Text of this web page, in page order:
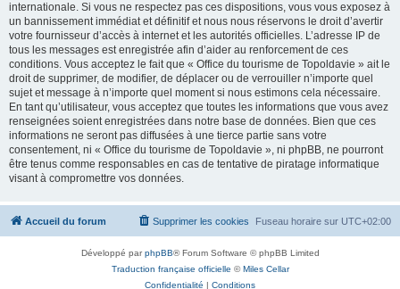
internationale. Si vous ne respectez pas ces dispositions, vous vous exposez à
un bannissement immédiat et définitif et nous nous réservons le droit d’avertir
votre fournisseur d’accès à internet et les autorités officielles. L’adresse IP de
tous les messages est enregistrée afin d’aider au renforcement de ces
conditions. Vous acceptez le fait que « Office du tourisme de Topoldavie » ait le
droit de supprimer, de modifier, de déplacer ou de verrouiller n’importe quel
sujet et message à n’importe quel moment si nous estimons cela nécessaire.
En tant qu’utilisateur, vous acceptez que toutes les informations que vous avez
renseignées soient enregistrées dans notre base de données. Bien que ces
informations ne seront pas diffusées à une tierce partie sans votre
consentement, ni « Office du tourisme de Topoldavie », ni phpBB, ne pourront
être tenus comme responsables en cas de tentative de piratage informatique
visant à compromettre vos données.
Accueil du forum Fuseau horaire sur UTC+02:00
Supprimer les cookies
Développé parphpBB® Forum Software © phpBB Limited
Traduction française officielle ©Miles Cellar
Confidentialité | Conditions